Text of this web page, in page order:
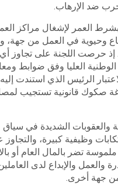
ضد الإرهاب.
العمر لإشغال مراكز العمل
وحيوية في العمل من جهة،
حرصت اللجنة على تجاوز
العليا وفق ضوابط
الرئيس الذي استندت
صكوك قانونية تستجيب
والعقوبات الشديدة في
وظيفية كبيرة،
تضر بالمال العام أو
والعمل والإبداع لدى
من جهة أخرى.